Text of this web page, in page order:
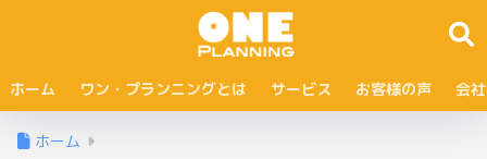
ホーム ワン・プランニングとは サービス お客様の声 会
ホーム